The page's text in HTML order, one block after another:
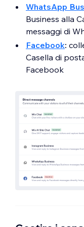
WhatsApp
Business alla
messaggi di
Facebook:
Casella di
Facebook